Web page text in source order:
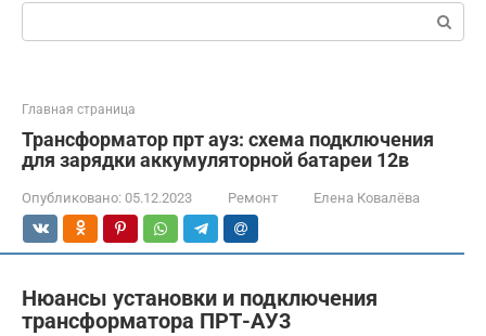
Поиск:
Главная страница
Трансформатор прт ауз: схема подключения
для зарядки аккумуляторной батареи 12в
Опубликовано: 05.12.2023 Ремонт Елена Ковалёва
Нюансы установки и подключения
трансформатора ПРТ-АУ3